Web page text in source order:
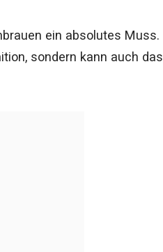
ein absolutes Muss.
sondern kann auch das